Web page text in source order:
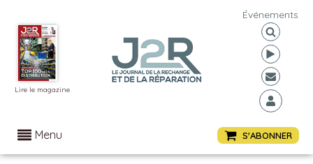
Lire le magazine
Événements
Menu S'ABONNER